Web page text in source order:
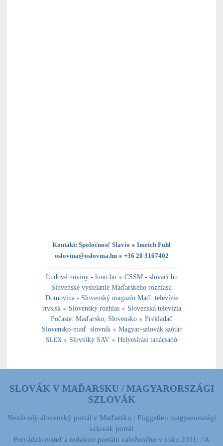
Kontakt: Spoločnosť Slavio ● Imrich Fuhl
oslovma@oslovma.hu ● +36 20 3167402
Ľudové noviny - luno.hu ● CSSM - slovaci.hu
Slovenské vysielanie Maďarského rozhlasu
Domovina - Slovenský magazín Maď. televízie
rtvs.sk ● Slovenský rozhlas ● Slovenská televízia
Počasie: Maďarsko Slovensko ● Prekladač
Slovensko-maď. slovník ● Magyar-szlovák szótár
SLEX ● Slovníky SAV ● Helyesírási tanácsadó
SLOVÁK V MAĎARSKU / MAGYARORSZÁGI
SZLOVÁK
Nezávislý slovenský portál v Maďarsku / Független magyarországi
szlovák portál
Prevádzkovateľ a redaktor portálu založeného v roku 2011: / A